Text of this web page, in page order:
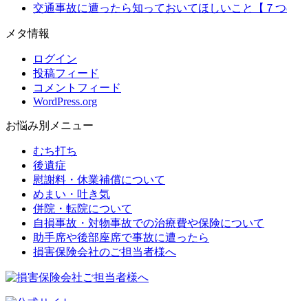
交通事故に遭ったら知っておいてほしいこと【７つ
メタ情報
ログイン
投稿フィード
コメントフィード
WordPress.org
お悩み別メニュー
むち打ち
後遺症
慰謝料・休業補償について
めまい・吐き気
併院・転院について
自損事故・対物事故での治療費や保険について
助手席や後部座席で事故に遭ったら
損害保険会社のご担当者様へ